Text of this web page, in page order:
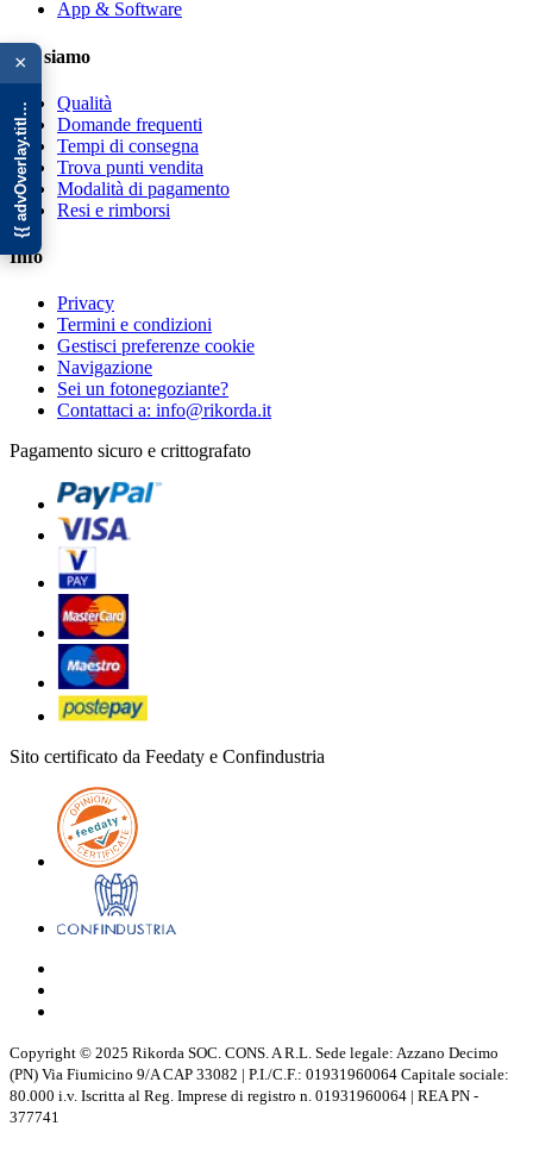
×
{{ advOverlay.title || 'Promo' }}
App & Software
Chi siamo
Qualità
Domande frequenti
Tempi di consegna
Trova punti vendita
Modalità di pagamento
Resi e rimborsi
Info
Privacy
Termini e condizioni
Gestisci preferenze cookie
Navigazione
Sei un fotonegoziante?
Contattaci a: info@rikorda.it
Pagamento sicuro e crittografato
Sito certificato da Feedaty e Confindustria
Copyright © 2025 Rikorda SOC. CONS. A R.L. Sede legale: Azzano Decimo
(PN) Via Fiumicino 9/A CAP 33082 | P.I./C.F.: 01931960064 Capitale sociale:
80.000 i.v. Iscritta al Reg. Imprese di registro n. 01931960064 | REA PN -
377741